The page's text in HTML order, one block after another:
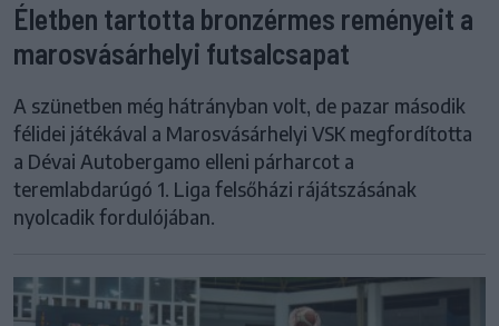
Életben tartotta bronzérmes reményeit a
marosvásárhelyi futsalcsapat
A szünetben még hátrányban volt, de pazar második
félidei játékával a Marosvásárhelyi VSK megfordította
a Dévai Autobergamo elleni párharcot a
teremlabdarúgó 1. Liga felsőházi rájátszásának
nyolcadik fordulójában.